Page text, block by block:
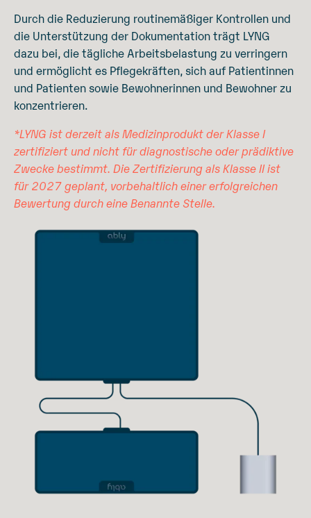
Durch die Reduzierung routinemäßiger Kontrollen und
die Unterstützung der Dokumentation trägt LYNG
dazu bei, die tägliche Arbeitsbelastung zu verringern
und ermöglicht es Pflegekräften, sich auf Patientinnen
und Patienten sowie Bewohnerinnen und Bewohner zu
konzentrieren.
*LYNG ist derzeit als Medizinprodukt der Klasse I
zertifiziert und nicht für diagnostische oder prädiktive
Zwecke bestimmt. Die Zertifizierung als Klasse II ist
für 2027 geplant, vorbehaltlich einer erfolgreichen
Bewertung durch eine Benannte Stelle.